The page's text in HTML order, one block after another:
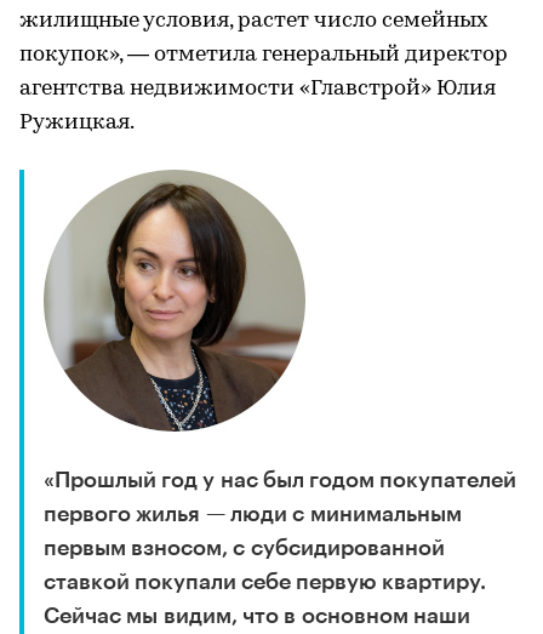
жилищные условия, растет число семейных
покупок», — отметила генеральный директор
агентства недвижимости «Главстрой» Юлия
Ружицкая.
«Прошлый год у нас был годом покупателей
первого жилья — люди с минимальным
первым взносом, с субсидированной
ставкой покупали себе первую квартиру.
Сейчас мы видим, что в основном наши